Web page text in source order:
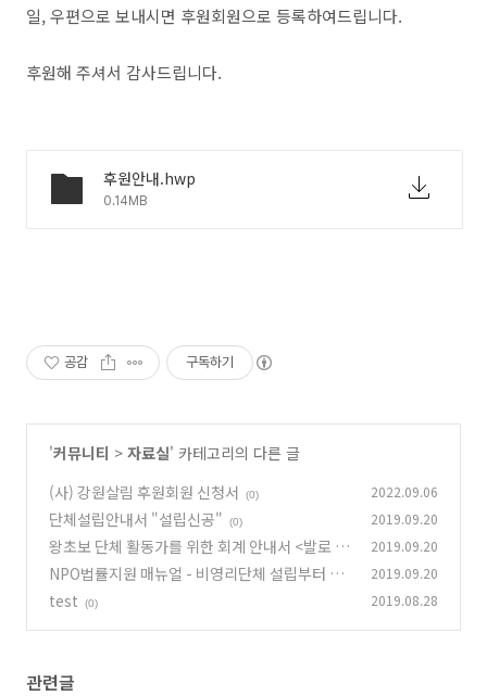
일, 우편으로 보내시면 후원회원으로 등록하여드립니다.
후원해 주셔서 감사드립니다.
후원안내.hwp
0.14MB
공감 구독하기
'커뮤니티 > 자료실' 카테고리의 다른 글
(사) 강원살림 후원회원 신청서
(0) 2022.09.06
단체설립안내서 "설립신공" (0) 2019.09.20
왕초보 단체 활동가를 위한 회계 안내서 <발로 쓴
회계>
(0)
2019.09.20
NPO법률지원 매뉴얼 - 비영리단체 설립부터 운
영까지
2019.09.20
test (0) 2019.08.28
관련글